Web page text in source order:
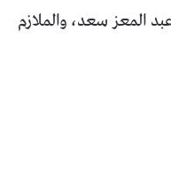
المعز سعد، والملازم